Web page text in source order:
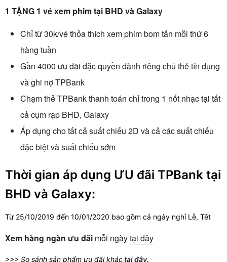
1 TẶNG 1 vé xem phim tại BHD và Galaxy
Chỉ từ 30k/vé thỏa thích xem phim bom tấn mỗi thứ 6
hàng tuần
Gần 4000 ưu đãi đặc quyền dành riêng chủ thẻ tín dụng
và ghi nợ TPBank
Chạm thẻ TPBank thanh toán chỉ trong 1 nốt nhạc tại tất
cả cụm rạp BHD, Galaxy
Áp dụng cho tất cả suất chiếu 2D và cả các suất chiếu
đặc biệt và suất chiếu sớm
Thời gian áp dụng ƯU đãi TPBank tại
BHD và Galaxy:
Từ 25/10/2019 đến 10/01/2020 bao gồm cả ngày nghỉ Lễ, Tết
Xem hàng ngàn ưu đãi mỗi ngàytại đây
>>> So sánh sản phẩm ưu đãi kháctại đây.